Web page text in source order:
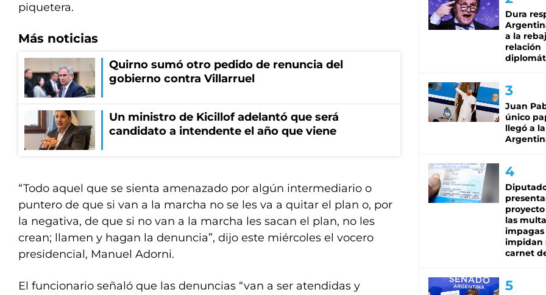
piquetera.
Más noticias
Quirno sumó otro pedido de renuncia del
gobierno contra Villarruel
Un ministro de Kicillof adelantó que será
candidato a intendente el año que viene
“Todo aquel que se sienta amenazado por algún intermediario o
puntero de que si van a la marcha no se les va a quitar el plan o, por
la negativa, de que si no van a la marcha les sacan el plan, no les
crean; llamen y hagan la denuncia”, dijo este miércoles el vocero
presidencial, Manuel Adorni.
El funcionario señaló que las denuncias “van a ser atendidas y
Dura
a la
relación
Juan
único
llegó a la
las
impagas
impidan
carnet